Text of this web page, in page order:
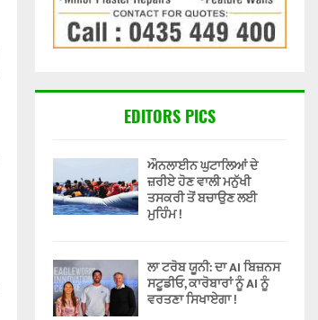
EDITORS PICS
ਔਨਲਾਈਨ ਘੁਟਾਲਿਆਂ ਦੇ
ਜ਼ਰੀਏ ਹੋਣ ਵਾਲੀ ਮਨੁੱਖੀ
ਤਸਕਰੀ ਤੋਂ ਬਚਾਉਣ ਲਈ
ਮੁਹਿੰਮ !
ਲਾ ਟਰੋਬ ਯੂਨੀ: ਦਾ AI ਬਿਜ਼ਨਸ
ਸਟੂਡੀਓ, ਕਾਰੋਬਾਰਾਂ ਨੂੰ AI ਨੂੰ
ਵਰਤਣਾ ਸਿਖਾਏਗਾ !